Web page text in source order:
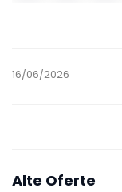
16/06/2026
Alte Oferte